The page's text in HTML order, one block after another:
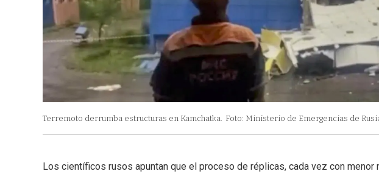
Terremoto derrumba estructuras en Kamchatka. Foto: Ministerio de Emergencias de
Los científicos rusos apuntan que el proceso de réplicas, cada vez con